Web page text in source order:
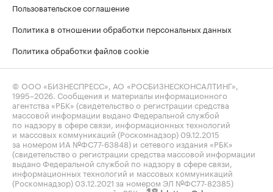
Пользовательское соглашение
Политика в отношении обработки персональных данных
Политика обработки файлов cookie
© ООО «БИЗНЕСПРЕСС», АО «РОСБИЗНЕСКОНСАЛТИНГ»,
1995–2026 . Сообщения и материалы информационного
агентства «РБК» (свидетельство о регистрации средства
массовой информации выдано Федеральной службой
по надзору в сфере связи, информационных технологий
и массовых коммуникаций (Роскомнадзор) 09.12.2015
за номером ИА №ФС77-63848) и сетевого издания «РБК»
(свидетельство о регистрации средства массовой информации
выдано Федеральной службой по надзору в сфере связи,
информационных технологий и массовых коммуникаций
(Роскомнадзор) 03.12.2021 за номером ЭЛ №ФС77-82385)